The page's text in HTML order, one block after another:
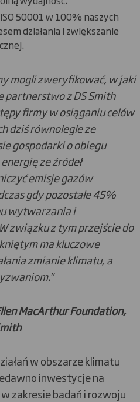
50001 w 100% naszych
działania i zwiększanie
mogli zweryfikować, w jaki
partnerstwo z DS Smith
firmy w osiąganiu celów
dziś równolegle ze
gospodarki o obiegu
ze źródeł
emisje gazów
gdy pozostałe 45%
wytwarzania i
związku z tym przejście do
ma kluczowe
zmianie klimatu, a
MacArthur Foundation,
w obszarze klimatu
inwestycje na
zakresie badań i rozwoju